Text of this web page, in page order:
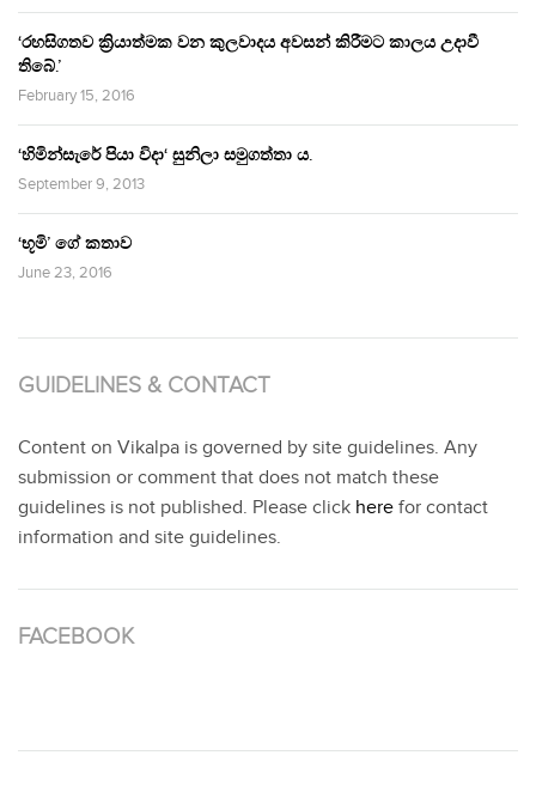
‘රහසිගතව ක්‍රියාත්මක වන කුලවාදය අවසන් කිරීමට කාලය උදාවී
තිබේ.’
February 15, 2016
‘හිමින්සැරේ පියා විදා‘ සුනිලා සමුගත්තා ය.
September 9, 2013
‘භූමි’ ගේ කතාව
June 23, 2016
GUIDELINES & CONTACT
Content on Vikalpa is governed by site guidelines. Any
submission or comment that does not match these
guidelines is not published. Please click here for contact
information and site guidelines.
FACEBOOK